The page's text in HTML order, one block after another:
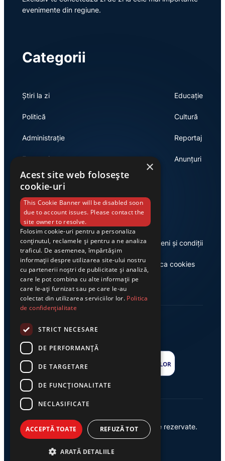
evenimente din regiune.
Categorii
Știri la zi
Politică
Administrație
Economie
Educație
Cultură
Reportaj
Anunțuri
Link-uri utile
Despre noi
Casa de editură Exclusiv
Termeni și condiții
Politica cookies
© 2026 Ziarul Exclusiv – Toate drepturile rezervate.
Powered by {AW}
×
Acest site web folosește
cookie-uri
This Cookie Banner will be disabled soon
due to account issues. Please contact the
site owner to resolve.
Folosim cookie-uri pentru a personaliza
conținutul, reclamele și pentru a ne analiza
traficul. De asemenea, împărtășim
informații despre utilizarea site-ului nostru
cu partenerii noștri de publicitate și analiză,
care le pot combina cu alte informații pe
care le-ați furnizat sau pe care le-au
colectat din utilizarea serviciilor lor. Politica
de confidențialitate
STRICT NECESARE
DE PERFORMANȚĂ
DE TARGETARE
DE FUNCŢIONALITATE
NECLASIFICATE
ACCEPTĂ TOATE REFUZĂ TOT
ARATĂ DETALIILE